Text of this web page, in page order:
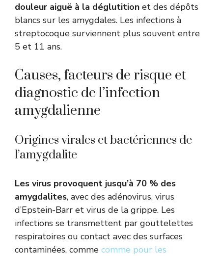
douleur aiguë à la déglutition et des dépôts
blancs sur les amygdales. Les infections à
streptocoque surviennent plus souvent entre
5 et 11 ans.
Causes, facteurs de risque et
diagnostic de l’infection
amygdalienne
Origines virales et bactériennes de
l’amygdalite
Les virus provoquent jusqu’à 70 % des
amygdalites, avec des adénovirus, virus
d’Epstein-Barr et virus de la grippe. Les
infections se transmettent par gouttelettes
respiratoires ou contact avec des surfaces
contaminées, comme comme pour les